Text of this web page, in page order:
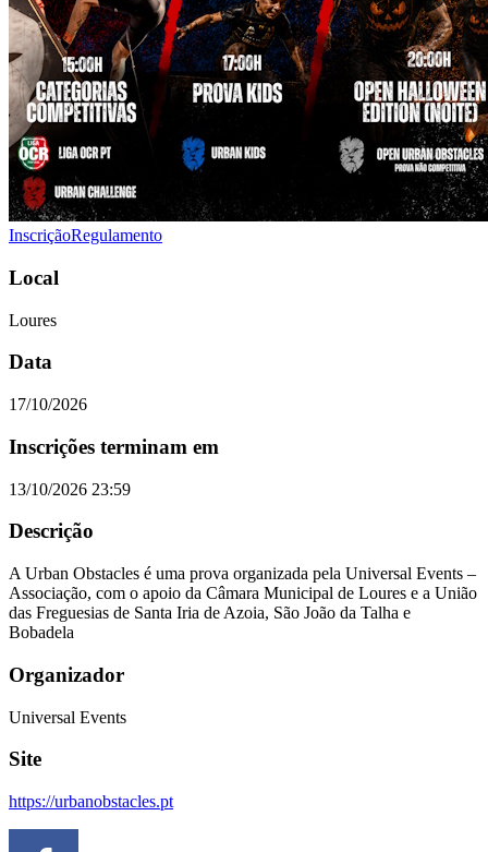
InscriçãoRegulamento
Local
Loures
Data
17/10/2026
Inscrições terminam em
13/10/2026 23:59
Descrição
A Urban Obstacles é uma prova organizada pela Universal Events –
Associação, com o apoio da Câmara Municipal de Loures e a União
das Freguesias de Santa Iria de Azoia, São João da Talha e
Bobadela
Organizador
Universal Events
Site
https://urbanobstacles.pt